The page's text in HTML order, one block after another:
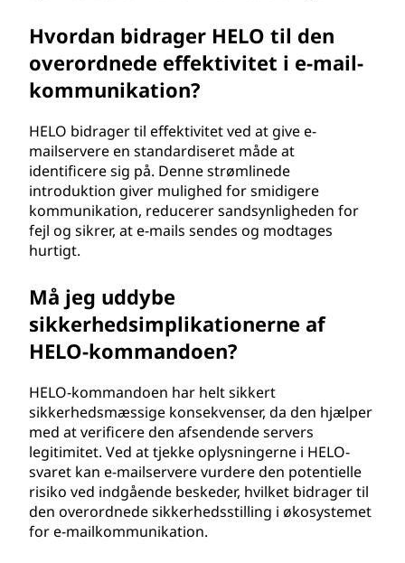
Hvordan bidrager HELO til den
overordnede effektivitet i e-mail-
kommunikation?
HELO bidrager til effektivitet ved at give e-
mailservere en standardiseret måde at
identificere sig på. Denne strømlinede
introduktion giver mulighed for smidigere
kommunikation, reducerer sandsynligheden for
fejl og sikrer, at e-mails sendes og modtages
hurtigt.
Må jeg uddybe
sikkerhedsimplikationerne af
HELO-kommandoen?
HELO-kommandoen har helt sikkert
sikkerhedsmæssige konsekvenser, da den hjælper
med at verificere den afsendende servers
legitimitet. Ved at tjekke oplysningerne i HELO-
svaret kan e-mailservere vurdere den potentielle
risiko ved indgående beskeder, hvilket bidrager til
den overordnede sikkerhedsstilling i økosystemet
for e-mailkommunikation.